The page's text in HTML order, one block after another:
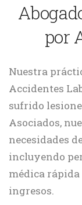
por
Nuestra
Accidentes
sufrido
Asociados,
necesidades
incluyendo
médica
ingresos.